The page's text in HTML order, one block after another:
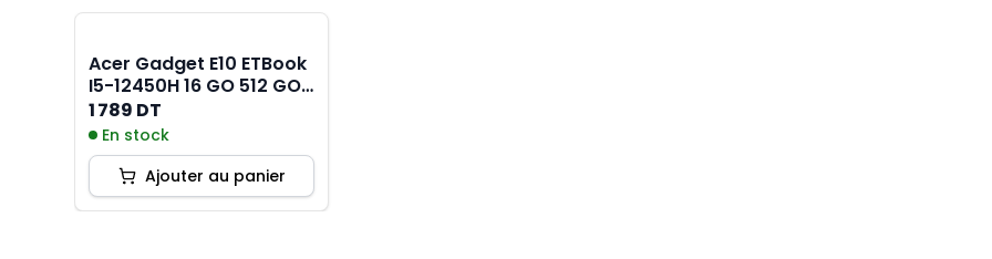
Acer Gadget E10 ETBook
I5-12450H 16 GO 512 GO
Gris
1 789 DT
En stock
Ajouter au panier